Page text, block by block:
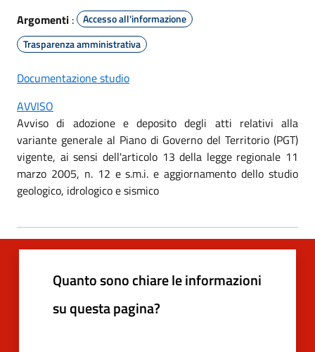
Argomenti :
Accesso all'informazione
Trasparenza amministrativa
Documentazione studio
AVVISO
Avviso di adozione e deposito degli atti relativi alla
variante generale al Piano di Governo del Territorio (PGT)
vigente, ai sensi dell'articolo 13 della legge regionale 11
marzo 2005, n. 12 e s.m.i. e aggiornamento dello studio
geologico, idrologico e sismico
Quanto sono chiare le informazioni
su questa pagina?